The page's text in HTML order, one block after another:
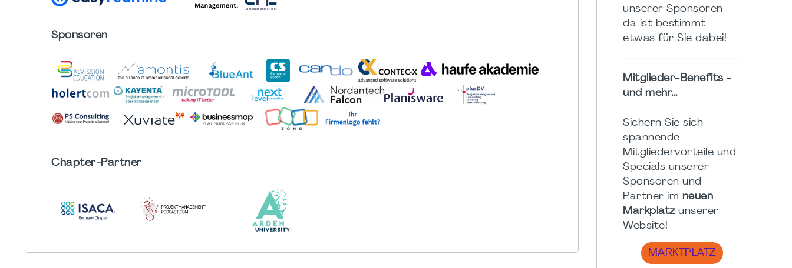
Sponsoren
Chapter-Partner
unserer Sponsoren -
da ist bestimmt
etwas für Sie dabei!
Mitglieder-Benefits -
und mehr...
Sichern Sie sich
spannende
Mitgliedervorteile und
Specials unserer
Sponsoren und
Partner im neuen
Markplatzunserer
Website!
MARKTPLATZ